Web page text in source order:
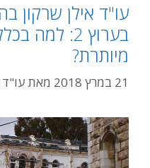
עו"ד אילן שרקון
בערוץ 2:
מיותרת?
21 במרץ 2018 מאת עו"ד